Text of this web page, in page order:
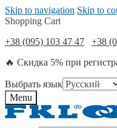
Skip to navigation Skip to
Shopping Cart
+38 (095) 103 47 47
+38
🔥 Скидка 5% при
Выбрать язык
Menu